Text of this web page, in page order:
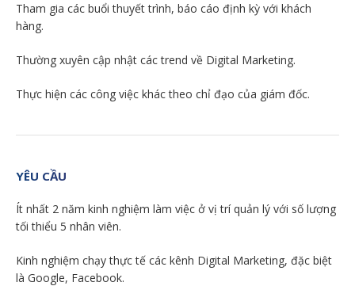
Tham gia các buổi thuyết trình, báo cáo định kỳ với khách
hàng.
Thường xuyên cập nhật các trend về Digital Marketing.
Thực hiện các công việc khác theo chỉ đạo của giám đốc.
YÊU CẦU
Ít nhất 2 năm kinh nghiệm làm việc ở vị trí quản lý với số lượng
tối thiểu 5 nhân viên.
Kinh nghiệm chạy thực tế các kênh Digital Marketing, đặc biệt
là Google, Facebook.